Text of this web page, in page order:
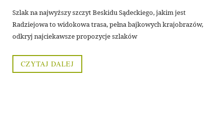
Szlak na najwyższy szczyt Beskidu Sądeckiego, jakim jest
Radziejowa to widokowa trasa, pełna bajkowych krajobrazów,
odkryj najciekawsze propozycje szlaków
CZYTAJ DALEJ